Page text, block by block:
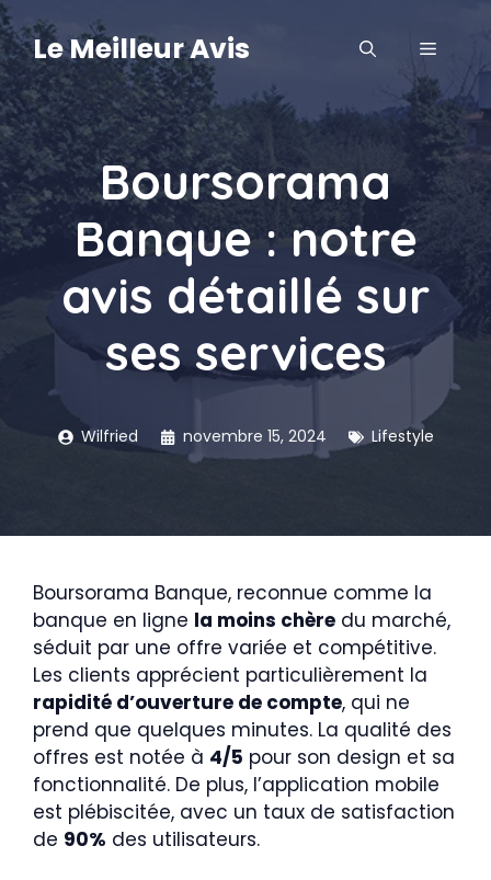
Aller
au
contenu
Le Meilleur Avis MENU
Boursorama
Banque : notre
avis détaillé sur
ses services
Wilfried novembre 15, 2024 Lifestyle
Boursorama Banque, reconnue comme la
banque en ligne la moins chère du marché,
séduit par une offre variée et compétitive.
Les clients apprécient particulièrement la
rapidité d’ouverture de compte, qui ne
prend que quelques minutes. La qualité des
offres est notée à 4/5 pour son design et sa
fonctionnalité. De plus, l’application mobile
est plébiscitée, avec un taux de satisfaction
de 90% des utilisateurs.